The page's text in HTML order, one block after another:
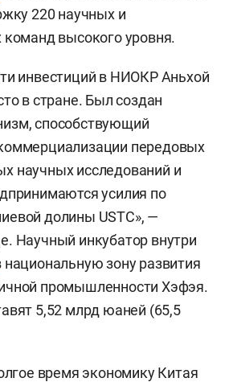
220 научных и
команд высокого уровня.
инвестиций в НИОКР Аньхой
в стране. Был создан
способствующий
передовых
научных исследований и
усилия по
долины USTC», —
Научный инкубатор внутри
национальную зону развития
промышленности Хэфэя.
5,52 млрд юаней (65,5
время экономику Китая